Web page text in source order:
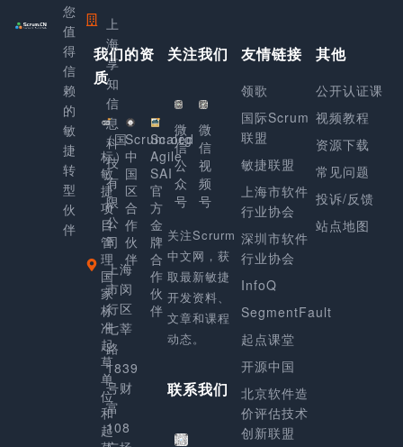
您
值
得
信
赖
的
敏
捷
转
型
伙
伴
上
海
享
知
信
息
科
技
有
限
公
司
上海
市闵
行区
七莘
路
1839
号财
富
108
我们的资
质
（国
标）
敏
捷
项
目
管
理
国
家
标
准
起
草
单
位
和
起
Scrum.org
中
国
区
合
作
伙
伴
Scaled
Agile
SAI
官
方
金
牌
合
作
伙
伴
关注我们
微
信
公
众
号
微
信
视
频
号
关注Scrurm
中文网，获
取最新敏捷
开发资料、
文章和课程
动态。
联系我们
友情链接
领歌
国际Scrum
联盟
敏捷联盟
上海市软件
行业协会
深圳市软件
行业协会
InfoQ
SegmentFault
起点课堂
开源中国
北京软件造
价评估技术
创新联盟
其他
公开认证课
视频教程
资源下载
常见问题
投诉/反馈
站点地图